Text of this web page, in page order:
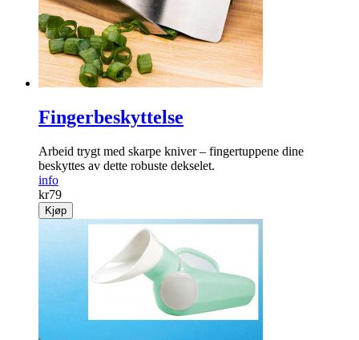
Fingerbeskyttelse
Arbeid trygt med skarpe kniver – fingertuppene dine
beskyttes av dette robuste dekselet.
info
kr79
Kjøp